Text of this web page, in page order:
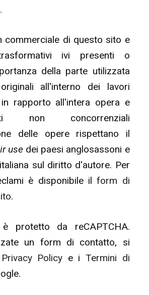
commerciale di questo sito e
ivi presenti o
della parte utilizzata
all'interno dei lavori
rapporto all'intera opera e
non concorrenziali
delle opere rispettano il
usedei paesi anglosassoni e
sul diritto d'autore. Per
è disponibile ilform di
.
protetto da reCAPTCHA.
un form di contatto, si
Privacy Policy e iTermini di